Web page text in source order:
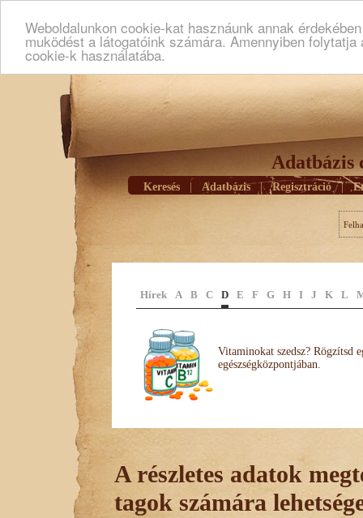
Weboldalunkon cookie-kat hasznáunk annak
muködést a látogatóink számára. Amennyiben
cookie-k használatába.
Adatbázis
Keresés Adatbázis | Regisztráció |
Hírek A B C D E F G H I J K L
Vitaminokat szedsz? Rögzítsd
egészségközpontjában.
A részletes adatok
tagok számára